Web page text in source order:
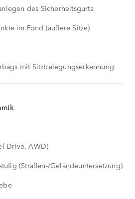
des Sicherheitsgurts
im Fond (äußere Sitze)
mit Sitzbelegungserkennung
Drive, AWD)
(Straßen-/Geländeuntersetzung)